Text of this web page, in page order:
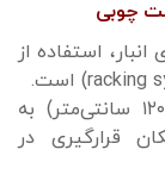
استفاده از
پالت‌های چوبی استاندارد (مثلاً سایز ۱۰۰×۱۲۰ سانتی‌متر) به
قرارگیری در